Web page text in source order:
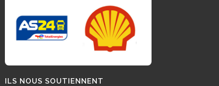
ILS NOUS SOUTIENNENT